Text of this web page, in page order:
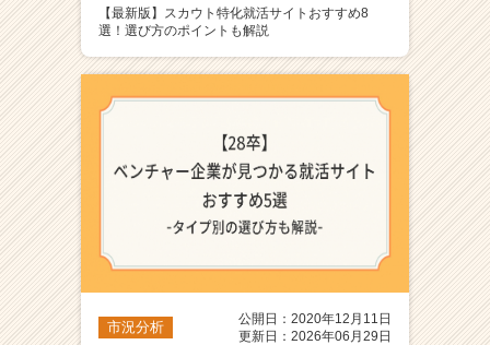
【最新版】スカウト特化就活サイトおすすめ8
選！選び方のポイントも解説
市況分析
公開日：2020年12月11日
更新日：2026年06月29日